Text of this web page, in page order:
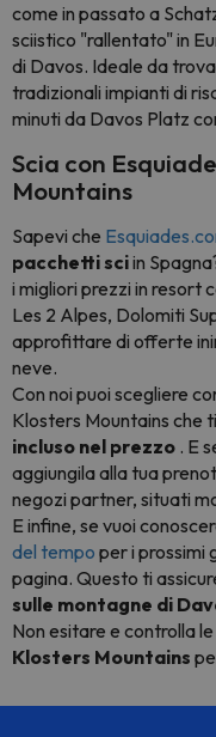
come in passato a
sciistico "rallentato" in
di Davos. Ideale da
tradizionali impianti di
minuti da Davos Platz
Scia con
Mountains
Sapevi che
pacchetti sciin
i migliori prezzi in resort
Les 2 Alpes, Dolomiti
approfittare di offerte
neve.
Con noi puoi scegliere
Klosters Mountains che
incluso nel prezzo . E
aggiungila alla tua
negozi partner, situati
E infine, se vuoi
del tempo per i prossimi
pagina. Questo ti
sulle montagne di
Non esitare e controlla le
Klosters Mountains